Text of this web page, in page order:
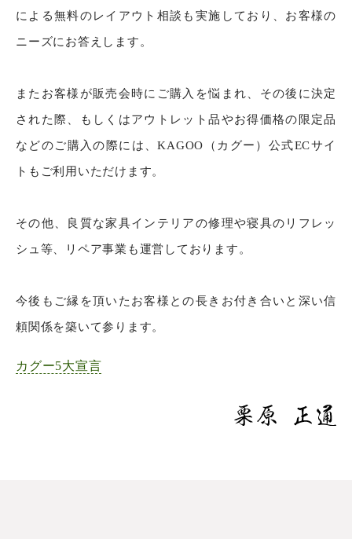
による無料のレイアウト相談も実施しており、お客様の
ニーズにお答えします。
またお客様が販売会時にご購入を悩まれ、その後に決定
された際、もしくはアウトレット品やお得価格の限定品
などのご購入の際には、KAGOO（カグー）公式ECサイ
トもご利用いただけます。
その他、良質な家具インテリアの修理や寝具のリフレッ
シュ等、リペア事業も運営しております。
今後もご縁を頂いたお客様との長きお付き合いと深い信
頼関係を築いて参ります。
カグー5大宣言